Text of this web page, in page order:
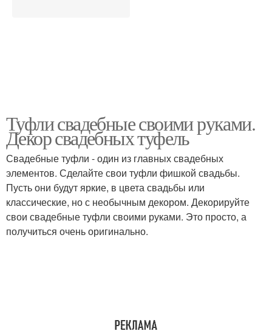
Туфли свадебные своими руками.
Декор свадебных туфель
Свадебные туфли - один из главных свадебных
элементов. Сделайте свои туфли фишкой свадьбы.
Пусть они будут яркие, в цвета свадьбы или
классические, но с необычным декором. Декорируйте
свои свадебные туфли своими руками. Это просто, а
получиться очень оригинально.